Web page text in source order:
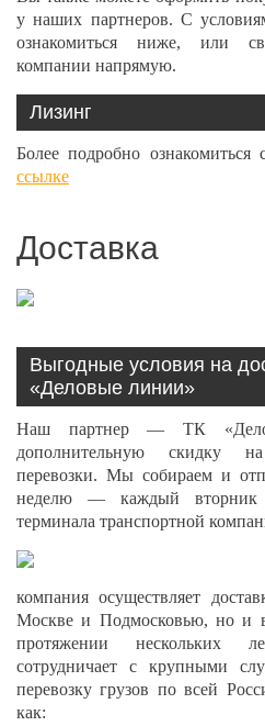
у наших партнеров. С
ознакомиться ниже, или
компании напрямую.
Лизинг
Более подробно
ссылке
Доставка
Выгодные условия на
«Деловые линии»
Наш партнер — ТК
дополнительную скидку
перевозки. Мы собираем и
неделю — каждый вторник
терминала транспортной
компания осуществляет
Москве и Подмосковью, но и
протяжении нескольких
сотрудничает с крупными
перевозку грузов по всей
как: